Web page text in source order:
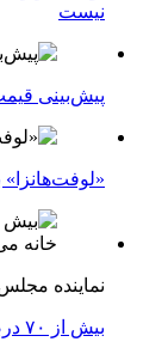
نیست
پیش‌بینی قیمت
«لوفت‌هانزا»
نماینده
بیش از ۷۰ درصد درآمد خانوار صرف اجاره خانه می‌شود